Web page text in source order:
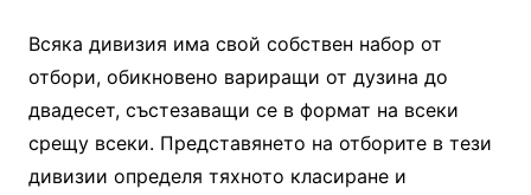
Всяка дивизия има свой собствен набор от
отбори, обикновено вариращи от дузина до
двадесет, състезаващи се в формат на всеки
срещу всеки. Представянето на отборите в тези
дивизии определя тяхното класиране и